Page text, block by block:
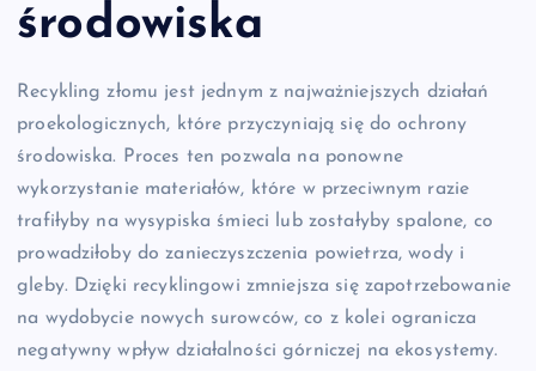
środowiska
Recykling złomu jest jednym z najważniejszych działań
proekologicznych, które przyczyniają się do ochrony
środowiska. Proces ten pozwala na ponowne
wykorzystanie materiałów, które w przeciwnym razie
trafiłyby na wysypiska śmieci lub zostałyby spalone, co
prowadziłoby do zanieczyszczenia powietrza, wody i
gleby. Dzięki recyklingowi zmniejsza się zapotrzebowanie
na wydobycie nowych surowców, co z kolei ogranicza
negatywny wpływ działalności górniczej na ekosystemy.